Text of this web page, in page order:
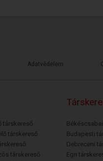
Adatvédelem
társkereső
társkereső
társkereső
Budapesti
Debreceni
Egri